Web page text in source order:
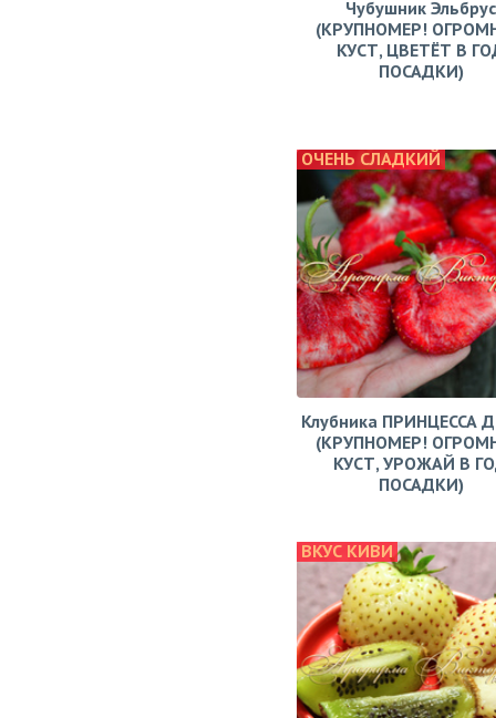
Чубушник Эльбрус
(КРУПНОМЕР!
КУСТ, ЦВЕТЁТ В
ПОСАДКИ)
ОЧЕНЬ СЛАДКИЙ
Клубника ПРИНЦЕССА
(КРУПНОМЕР!
КУСТ, УРОЖАЙ В
ПОСАДКИ)
ВКУС КИВИ